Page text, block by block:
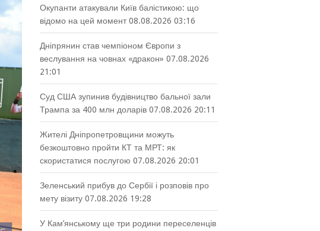
Окупанти атакували Київ балістикою: що
відомо на цей момент 08.08.2026 03:16
Дніпрянин став чемпіоном Європи з
веслування на човнах «дракон» 07.08.2026
21:01
Суд США зупинив будівництво бальної зали
Трампа за 400 млн доларів 07.08.2026 20:11
Жителі Дніпропетровщини можуть
безкоштовно пройти КТ та МРТ: як
скористатися послугою 07.08.2026 20:01
Зеленський прибув до Сербії і розповів про
мету візиту 07.08.2026 19:28
У Кам’янському ще три родини переселенців